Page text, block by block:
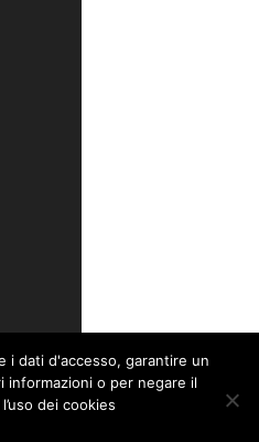
i dati d'accesso, garantire un
o per negare il
dei cookies